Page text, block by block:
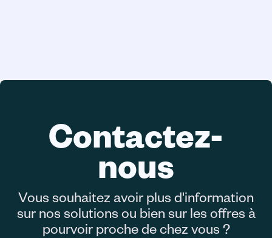
Contactez-
nous
Vous souhaitez avoir plus d'information
sur nos solutions ou bien sur les offres à
pourvoir proche de chez vous ?